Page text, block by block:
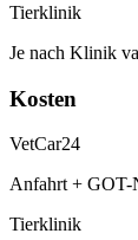
Tierklinik
Je nach Klinik
Kosten
VetCar24
Anfahrt + GOT-
Tierklinik